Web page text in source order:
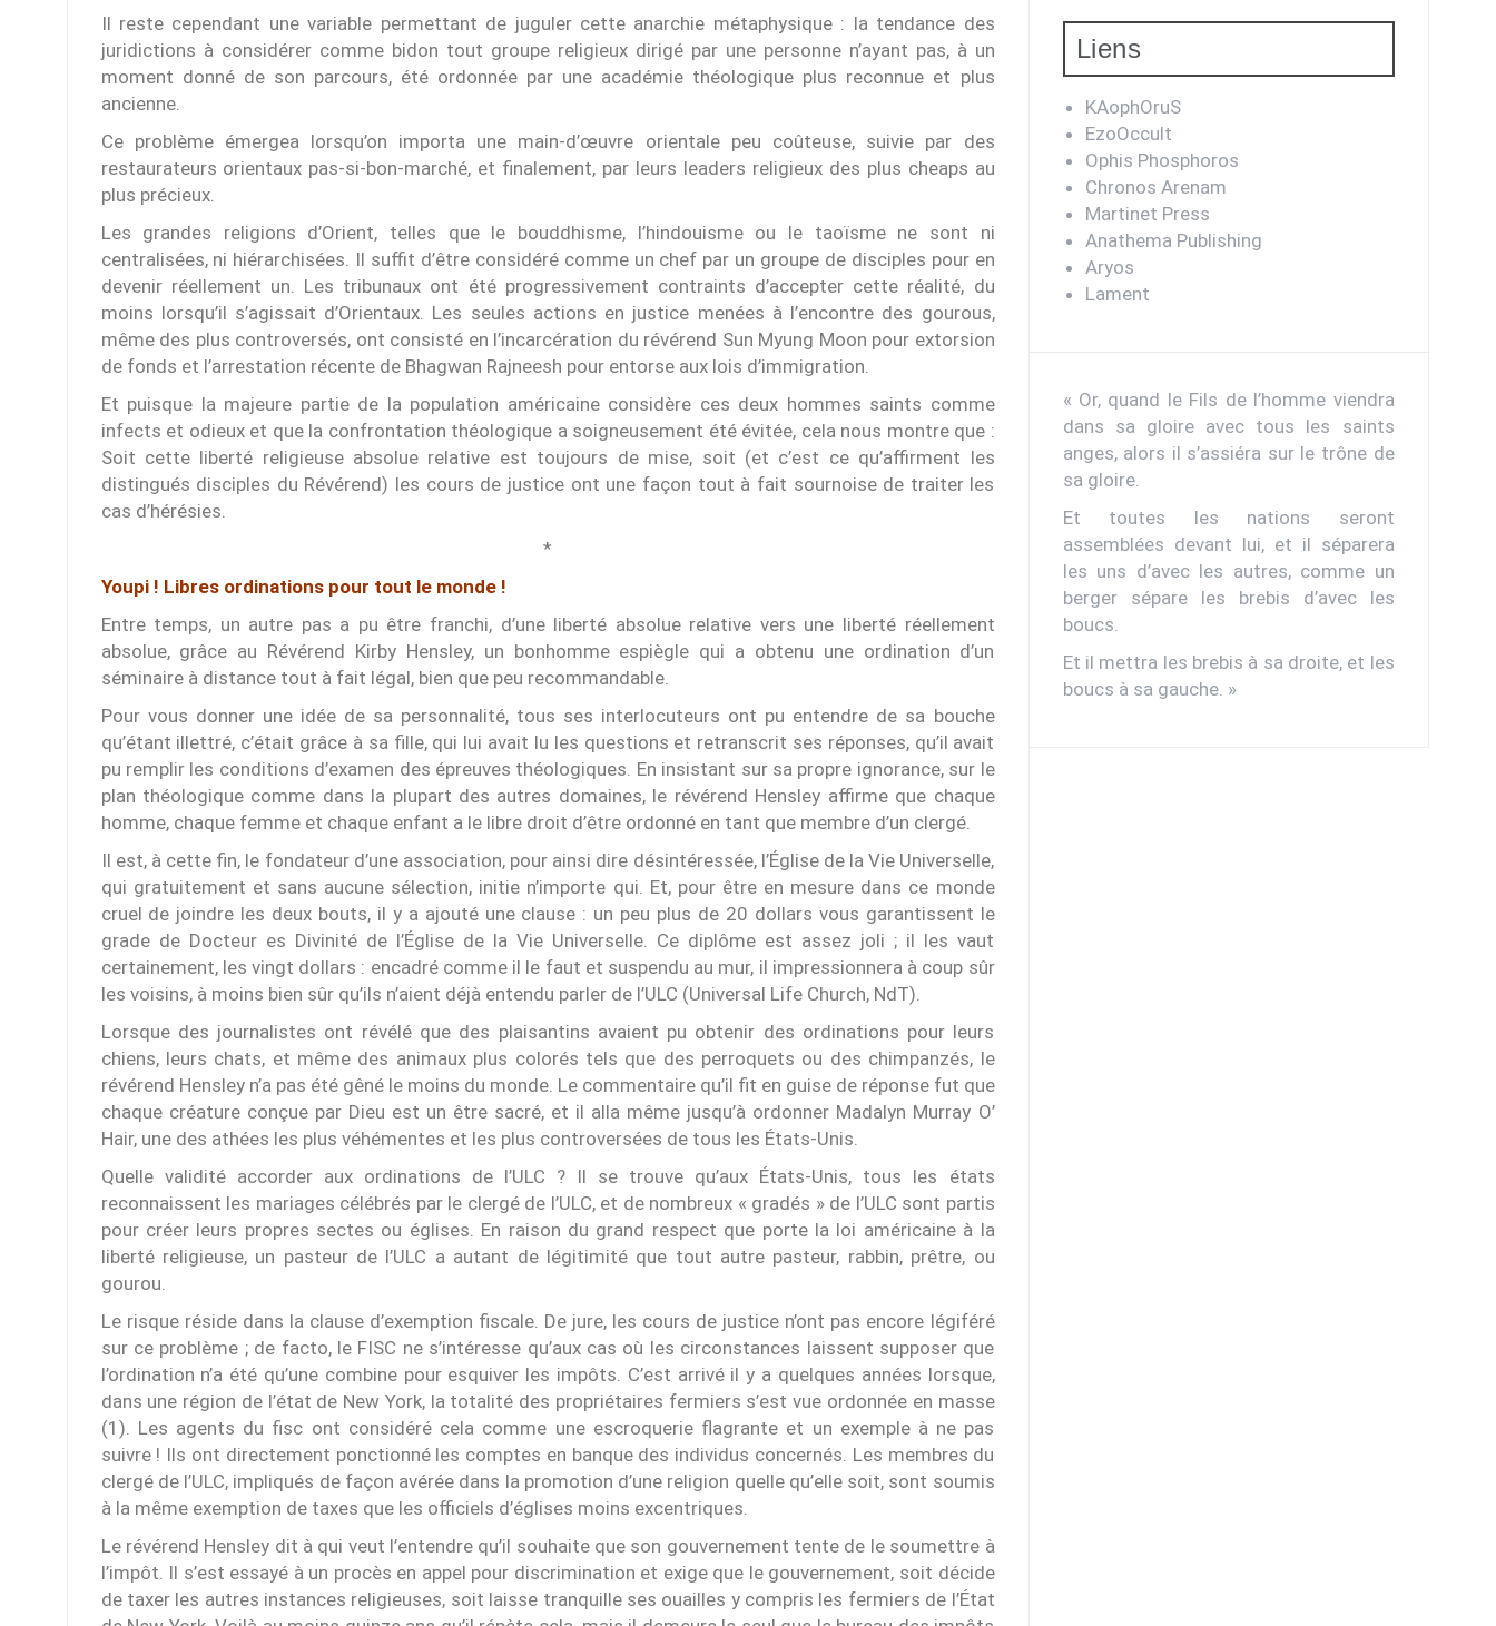
Il reste cependant une variable permettant de juguler cette anarchie métaphysique : la tendance des
juridictions à considérer comme bidon tout groupe religieux dirigé par une personne n’ayant pas, à un
moment donné de son parcours, été ordonnée par une académie théologique plus reconnue et plus
ancienne.
Ce problème émergea lorsqu’on importa une main-d’œuvre orientale peu coûteuse, suivie par des
restaurateurs orientaux pas-si-bon-marché, et finalement, par leurs leaders religieux des plus cheaps au
plus précieux.
Les grandes religions d’Orient, telles que le bouddhisme, l’hindouisme ou le taoïsme ne sont ni
centralisées, ni hiérarchisées. Il suffit d’être considéré comme un chef par un groupe de disciples pour en
devenir réellement un. Les tribunaux ont été progressivement contraints d’accepter cette réalité, du
moins lorsqu’il s’agissait d’Orientaux. Les seules actions en justice menées à l’encontre des gourous,
même des plus controversés, ont consisté en l’incarcération du révérend Sun Myung Moon pour extorsion
de fonds et l’arrestation récente de Bhagwan Rajneesh pour entorse aux lois d’immigration.
Et puisque la majeure partie de la population américaine considère ces deux hommes saints comme
infects et odieux et que la confrontation théologique a soigneusement été évitée, cela nous montre que :
Soit cette liberté religieuse absolue relative est toujours de mise, soit (et c’est ce qu’affirment les
distingués disciples du Révérend) les cours de justice ont une façon tout à fait sournoise de traiter les
cas d’hérésies.
*
Youpi ! Libres ordinations pour tout le monde !
Entre temps, un autre pas a pu être franchi, d’une liberté absolue relative vers une liberté réellement
absolue, grâce au Révérend Kirby Hensley, un bonhomme espiègle qui a obtenu une ordination d’un
séminaire à distance tout à fait légal, bien que peu recommandable.
Pour vous donner une idée de sa personnalité, tous ses interlocuteurs ont pu entendre de sa bouche
qu’étant illettré, c’était grâce à sa fille, qui lui avait lu les questions et retranscrit ses réponses, qu’il avait
pu remplir les conditions d’examen des épreuves théologiques. En insistant sur sa propre ignorance, sur le
plan théologique comme dans la plupart des autres domaines, le révérend Hensley affirme que chaque
homme, chaque femme et chaque enfant a le libre droit d’être ordonné en tant que membre d’un clergé.
Il est, à cette fin, le fondateur d’une association, pour ainsi dire désintéressée, l’Église de la Vie Universelle,
qui gratuitement et sans aucune sélection, initie n’importe qui. Et, pour être en mesure dans ce monde
cruel de joindre les deux bouts, il y a ajouté une clause : un peu plus de 20 dollars vous garantissent le
grade de Docteur es Divinité de l’Église de la Vie Universelle. Ce diplôme est assez joli ; il les vaut
certainement, les vingt dollars : encadré comme il le faut et suspendu au mur, il impressionnera à coup sûr
les voisins, à moins bien sûr qu’ils n’aient déjà entendu parler de l’ULC (Universal Life Church, NdT).
Lorsque des journalistes ont révélé que des plaisantins avaient pu obtenir des ordinations pour leurs
chiens, leurs chats, et même des animaux plus colorés tels que des perroquets ou des chimpanzés, le
révérend Hensley n’a pas été gêné le moins du monde. Le commentaire qu’il fit en guise de réponse fut que
chaque créature conçue par Dieu est un être sacré, et il alla même jusqu’à ordonner Madalyn Murray O’
Hair, une des athées les plus véhémentes et les plus controversées de tous les États-Unis.
Quelle validité accorder aux ordinations de l’ULC ? Il se trouve qu’aux États-Unis, tous les états
reconnaissent les mariages célébrés par le clergé de l’ULC, et de nombreux « gradés » de l’ULC sont partis
pour créer leurs propres sectes ou églises. En raison du grand respect que porte la loi américaine à la
liberté religieuse, un pasteur de l’ULC a autant de légitimité que tout autre pasteur, rabbin, prêtre, ou
gourou.
Le risque réside dans la clause d’exemption fiscale. De jure, les cours de justice n’ont pas encore légiféré
sur ce problème ; de facto, le FISC ne s’intéresse qu’aux cas où les circonstances laissent supposer que
l’ordination n’a été qu’une combine pour esquiver les impôts. C’est arrivé il y a quelques années lorsque,
dans une région de l’état de New York, la totalité des propriétaires fermiers s’est vue ordonnée en masse
(1). Les agents du fisc ont considéré cela comme une escroquerie flagrante et un exemple à ne pas
suivre ! Ils ont directement ponctionné les comptes en banque des individus concernés. Les membres du
clergé de l’ULC, impliqués de façon avérée dans la promotion d’une religion quelle qu’elle soit, sont soumis
à la même exemption de taxes que les officiels d’églises moins excentriques.
Le révérend Hensley dit à qui veut l’entendre qu’il souhaite que son gouvernement tente de le soumettre à
l’impôt. Il s’est essayé à un procès en appel pour discrimination et exige que le gouvernement, soit décide
de taxer les autres instances religieuses, soit laisse tranquille ses ouailles y compris les fermiers de l’État
Liens
KAophOruS
EzoOccult
Ophis Phosphoros
Chronos Arenam
Martinet Press
Anathema Publishing
Aryos
Lament
« Or, quand le Fils de l’homme viendra
dans sa gloire avec tous les saints
anges, alors il s’assiéra sur le trône de
sa gloire.
Et toutes les nations seront
assemblées devant lui, et il séparera
les uns d’avec les autres, comme un
berger sépare les brebis d’avec les
boucs.
Et il mettra les brebis à sa droite, et les
boucs à sa gauche. »